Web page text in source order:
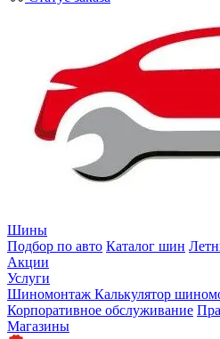
Шины
Подбор по авто Каталог шин
Акции
Услуги
Шиномонтаж Калькулятор
Корпоративное обслуживание
Магазины